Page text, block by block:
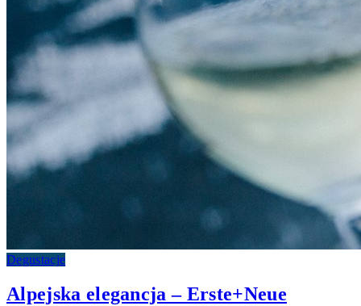
Degustacje
Alpejska elegancja – Erste+Neue